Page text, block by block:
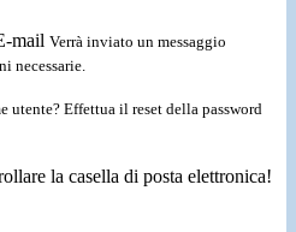
mail Verrà inviato un messaggio
necessarie.
utente? Effettua il reset della password
la casella di posta elettronica!